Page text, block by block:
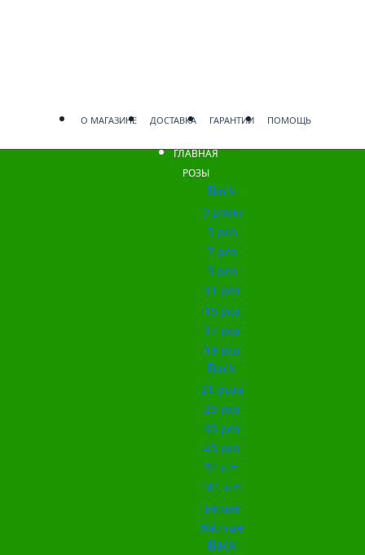
О МАГАЗИНЕ ДОСТАВКА ГАРАНТИИ ПОМОЩЬ
ГЛАВНАЯ
РОЗЫ
Back
3 розы
5 роз
7 роз
9 роз
11 роз
15 роз
17 роз
19 роз
Back
21 роза
25 роз
35 роз
45 роз
51 шт.
101 шт.
Белые
Жёлтые
Back